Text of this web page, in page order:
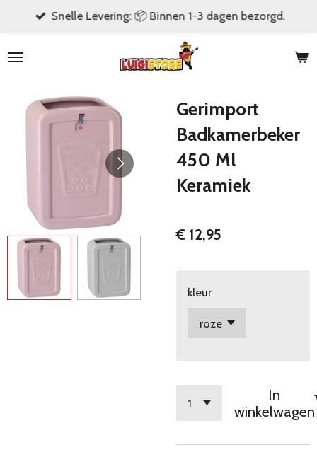
naar
hoofdinhoud
Snelle Levering: 📦 Binnen 1-3 dagen bezorgd.
Gerimport
Badkamerbeker
450 Ml
Keramiek
€ 12,95
kleur
In
winkelwagen